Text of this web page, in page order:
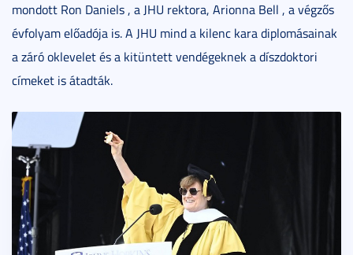
mondott Ron Daniels , a JHU rektora, Arionna Bell , a végzős
évfolyam előadója is. A JHU mind a kilenc kara diplomásainak
a záró oklevelet és a kitüntett vendégeknek a díszdoktori
címeket is átadták.